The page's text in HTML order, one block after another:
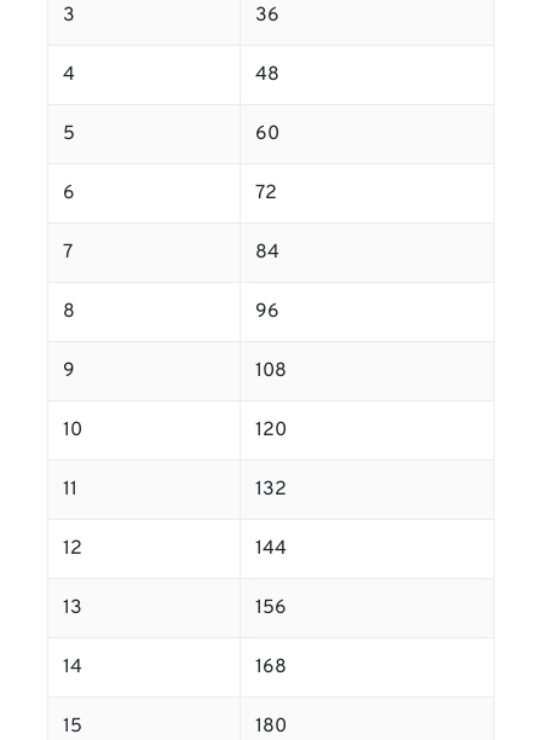
3 36
4 48
5 60
6 72
7 84
8 96
9 108
10 120
11 132
12 144
13 156
14 168
15 180